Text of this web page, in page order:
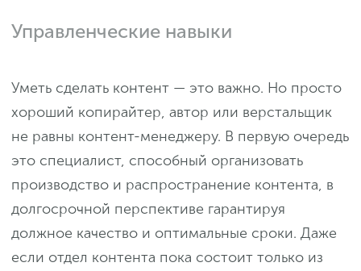
Управленческие навыки
Уметь сделать контент — это важно. Но просто
хороший копирайтер, автор или верстальщик
не равны контент-менеджеру. В первую очередь
это специалист, способный организовать
производство и распространение контента, в
долгосрочной перспективе гарантируя
должное качество и оптимальные сроки. Даже
если отдел контента пока состоит только из